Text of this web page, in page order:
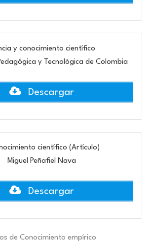
y conocimiento científico
y Tecnológica de Colombia
Descargar
científico (Artículo)
Miguel Peñafiel Nava
Descargar
de Conocimiento empírico